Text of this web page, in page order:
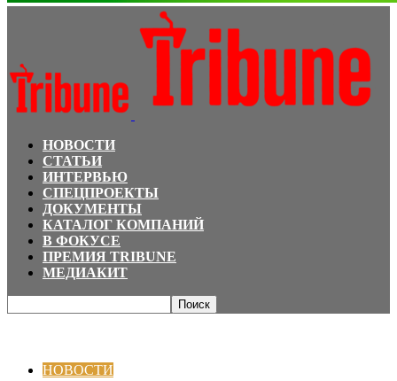
НОВОСТИ
СТАТЬИ
ИНТЕРВЬЮ
СПЕЦПРОЕКТЫ
ДОКУМЕНТЫ
КАТАЛОГ КОМПАНИЙ
В ФОКУСЕ
ПРЕМИЯ TRIBUNE
МЕДИАКИТ
НОВОСТИ